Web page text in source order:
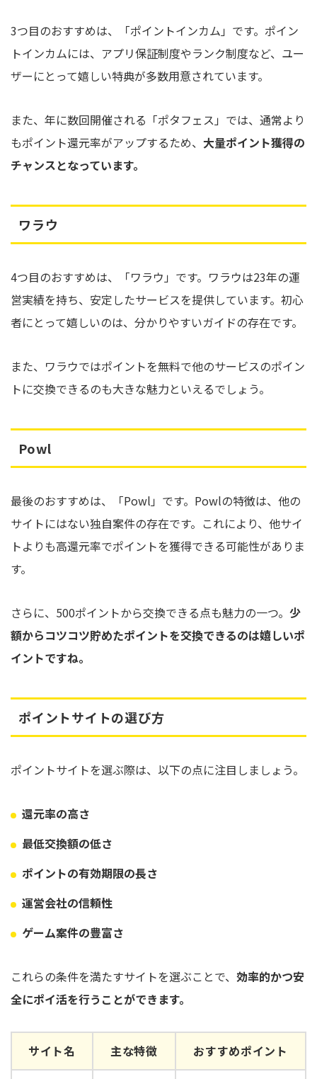
3つ目のおすすめは、「ポイントインカム」です。ポイン
トインカムには、アプリ保証制度やランク制度など、ユー
ザーにとって嬉しい特典が多数用意されています。
また、年に数回開催される「ポタフェス」では、通常より
もポイント還元率がアップするため、 大量ポイント獲得の
チャンスとなっています。
ワラウ
4つ目のおすすめは、「ワラウ」です。ワラウは23年の運
営実績を持ち、安定したサービスを提供しています。初心
者にとって嬉しいのは、分かりやすいガイドの存在です。
また、ワラウではポイントを無料で他のサービスのポイン
トに交換できるのも大きな魅力といえるでしょう。
Powl
最後のおすすめは、「Powl」です。Powlの特徴は、他の
サイトにはない独自案件の存在です。これにより、他サイ
トよりも高還元率でポイントを獲得できる可能性がありま
す。
さらに、500ポイントから交換できる点も魅力の一つ。 少
額からコツコツ貯めたポイントを交換できるのは嬉しいポ
イントですね。
ポイントサイトの選び方
ポイントサイトを選ぶ際は、以下の点に注目しましょう。
還元率の高さ
最低交換額の低さ
ポイントの有効期限の長さ
運営会社の信頼性
ゲーム案件の豊富さ
これらの条件を満たすサイトを選ぶことで、 効率的かつ安
全にポイ活を行うことができます。
サイト名 主な特徴 おすすめポイント